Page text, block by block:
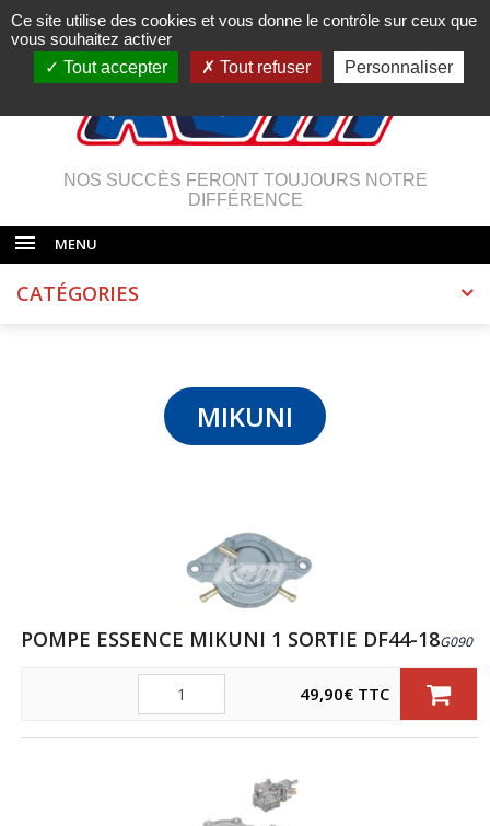
NOS SUCCÈS FERONT TOUJOURS NOTRE
DIFFÉRENCE
MENU
CATÉGORIES
MIKUNI
POMPE ESSENCE MIKUNI 1 SORTIE DF44-18G090
Quantité 49,90€ TTC
Ce site utilise des cookies et vous donne le contrôle sur ceux que
vous souhaitez activer
Tout accepter
Tout refuser Personnaliser